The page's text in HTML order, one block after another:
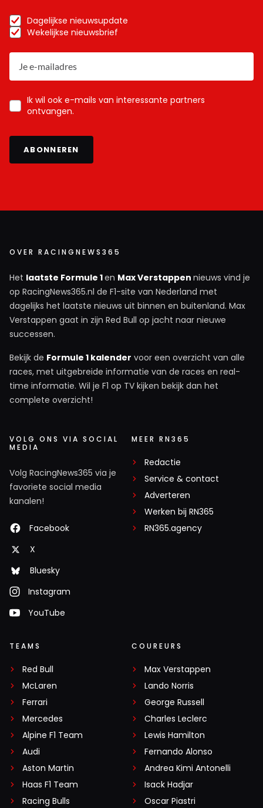
Meepraten? Dat kan! Je hoeft je alleen maar aan te
Dagelijkse nieuwsupdate
Wekelijkse nieuwsbrief
Ik wil ook e-mails van interessante partners
ontvangen.
ABONNEREN
OVER RACINGNEWS365
Het laatste Formule 1en Max Verstappen nieuws vind je
op RacingNews365.nl de F1-site van Nederland met
dagelijks het laatste nieuws uit binnen en buitenland. Max
Verstappen gaat in zijn Red Bull op jacht naar nieuwe
successen.
Bekijk de Formule 1 kalender voor een overzicht van alle
races, met uitgebreide informatie van de races en real-
time informatie. Wil je F1 op TV kijken bekijk dan het
complete overzicht!
VOLG ONS VIA SOCIAL
MEDIA
Volg RacingNews365 via je
favoriete social media
kanalen!
Facebook
X
Bluesky
Instagram
YouTube
MEER RN365
Redactie
Service & contact
Adverteren
Werken bij RN365
RN365.agency
TEAMS
Red Bull
McLaren
Ferrari
Mercedes
Alpine F1 Team
Audi
Aston Martin
Haas F1 Team
Racing Bulls
COUREURS
Max Verstappen
Lando Norris
George Russell
Charles Leclerc
Lewis Hamilton
Fernando Alonso
Andrea Kimi Antonelli
Isack Hadjar
Oscar Piastri